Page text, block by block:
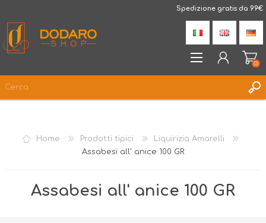
Spedizione gratis da 99€
LISTA DEI DESIDERI
(0)
Home Prodotti tipici
Liquirizia Amarelli
Assabesi all' anice 100 GR
Assabesi all' anice 100 GR